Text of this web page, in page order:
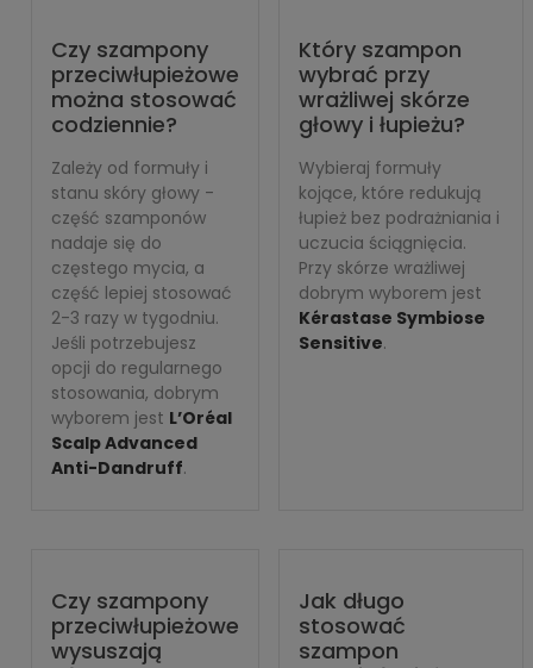
Czy szampony
przeciwłupieżowe
można stosować
codziennie?
Zależy od formuły i
stanu skóry głowy -
część szamponów
nadaje się do
częstego mycia, a
część lepiej stosować
2-3 razy w tygodniu.
Jeśli potrzebujesz
opcji do regularnego
stosowania, dobrym
wyborem jest L’Oréal
Scalp Advanced
Anti-Dandruff.
Który szampon
wybrać przy
wrażliwej skórze
głowy i łupieżu?
Wybieraj formuły
kojące, które redukują
łupież bez podrażniania i
uczucia ściągnięcia.
Przy skórze wrażliwej
dobrym wyborem jest
Kérastase Symbiose
Sensitive.
Czy szampony
przeciwłupieżowe
wysuszają
Jak długo
stosować
szampon